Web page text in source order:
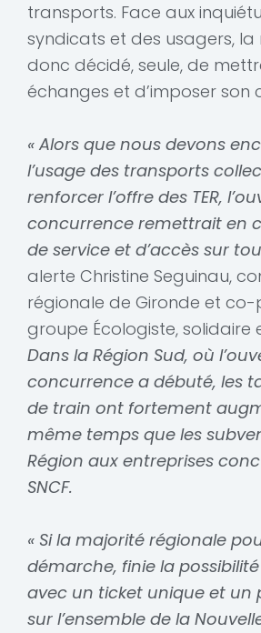
transports. Face aux
syndicats et des usagers, la
donc décidé, seule, de
échanges et d’imposer son
« Alors que nous devons
l’usage des transports
renforcer l’offre des TER,
concurrence remettrait en
de service et d’accès sur
alerte Christine Seguinau,
régionale de Gironde et
groupe Écologiste, solidaire
Dans la Région Sud, où
concurrence a débuté, les
de train ont fortement
même temps que les
Région aux entreprises
SNCF.
« Si la majorité régionale
démarche, finie la
avec un ticket unique et un
sur l’ensemble de la